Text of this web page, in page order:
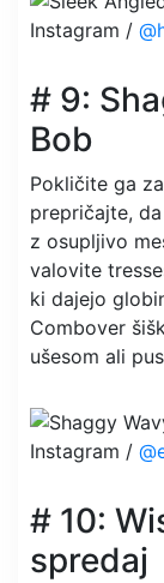
Instagram /
# 9:
Bob
Pokličite ga
prepričajte,
z osupljivo
valovite
ki dajejo
Combover
ušesom ali
Instagram /
# 10:
spredaj